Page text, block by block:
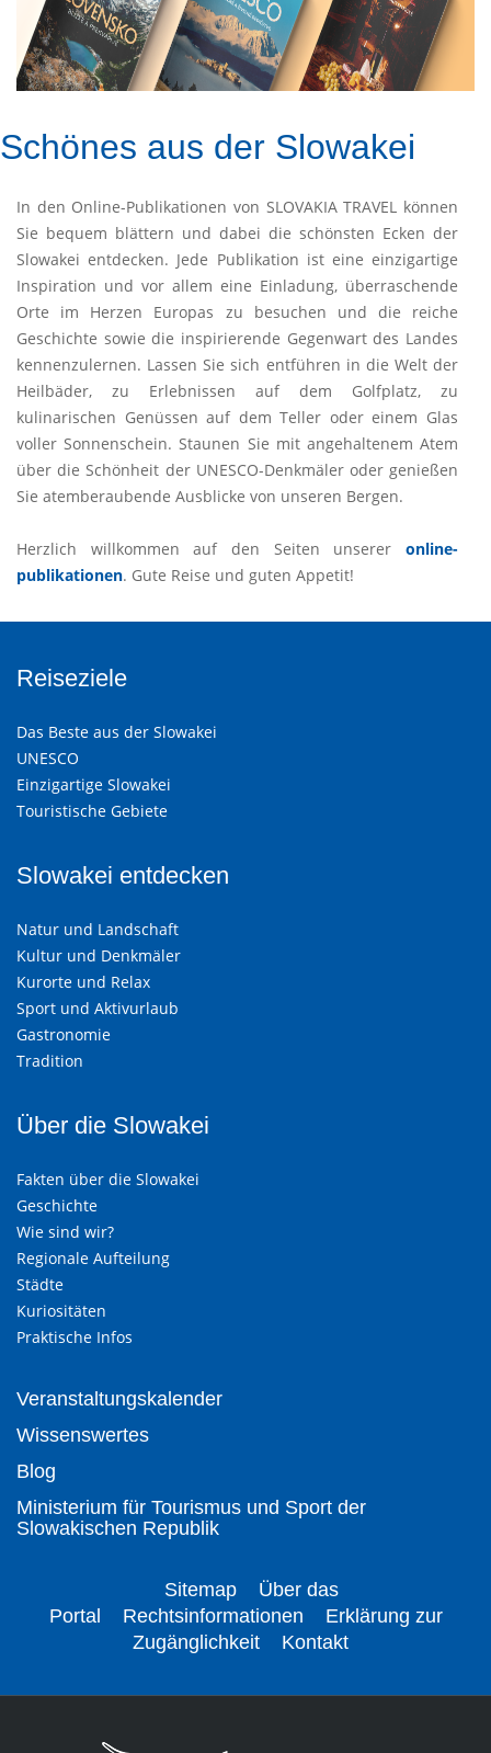
Schönes aus der Slowakei
In den Online-Publikationen von SLOVAKIA TRAVEL können
Sie bequem blättern und dabei die schönsten Ecken der
Slowakei entdecken. Jede Publikation ist eine einzigartige
Inspiration und vor allem eine Einladung, überraschende
Orte im Herzen Europas zu besuchen und die reiche
Geschichte sowie die inspirierende Gegenwart des Landes
kennenzulernen. Lassen Sie sich entführen in die Welt der
Heilbäder, zu Erlebnissen auf dem Golfplatz, zu
kulinarischen Genüssen auf dem Teller oder einem Glas
voller Sonnenschein. Staunen Sie mit angehaltenem Atem
über die Schönheit der UNESCO-Denkmäler oder genießen
Sie atemberaubende Ausblicke von unseren Bergen.
Herzlich willkommen auf den Seiten unserer online-
publikationen. Gute Reise und guten Appetit!
Reiseziele
Das Beste aus der Slowakei
UNESCO
Einzigartige Slowakei
Touristische Gebiete
Slowakei entdecken
Natur und Landschaft
Kultur und Denkmäler
Kurorte und Relax
Sport und Aktivurlaub
Gastronomie
Tradition
Über die Slowakei
Fakten über die Slowakei
Geschichte
Wie sind wir?
Regionale Aufteilung
Städte
Kuriositäten
Praktische Infos
Veranstaltungskalender
Wissenswertes
Blog
Ministerium für Tourismus und Sport der
Slowakischen Republik
Sitemap
Über das
Portal
Rechtsinformationen
Erklärung zur
Zugänglichkeit
Kontakt